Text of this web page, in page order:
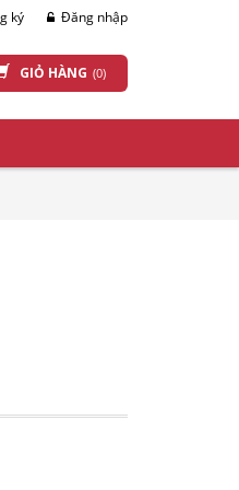
ký Đăng nhập
GIỎ HÀNG (0)